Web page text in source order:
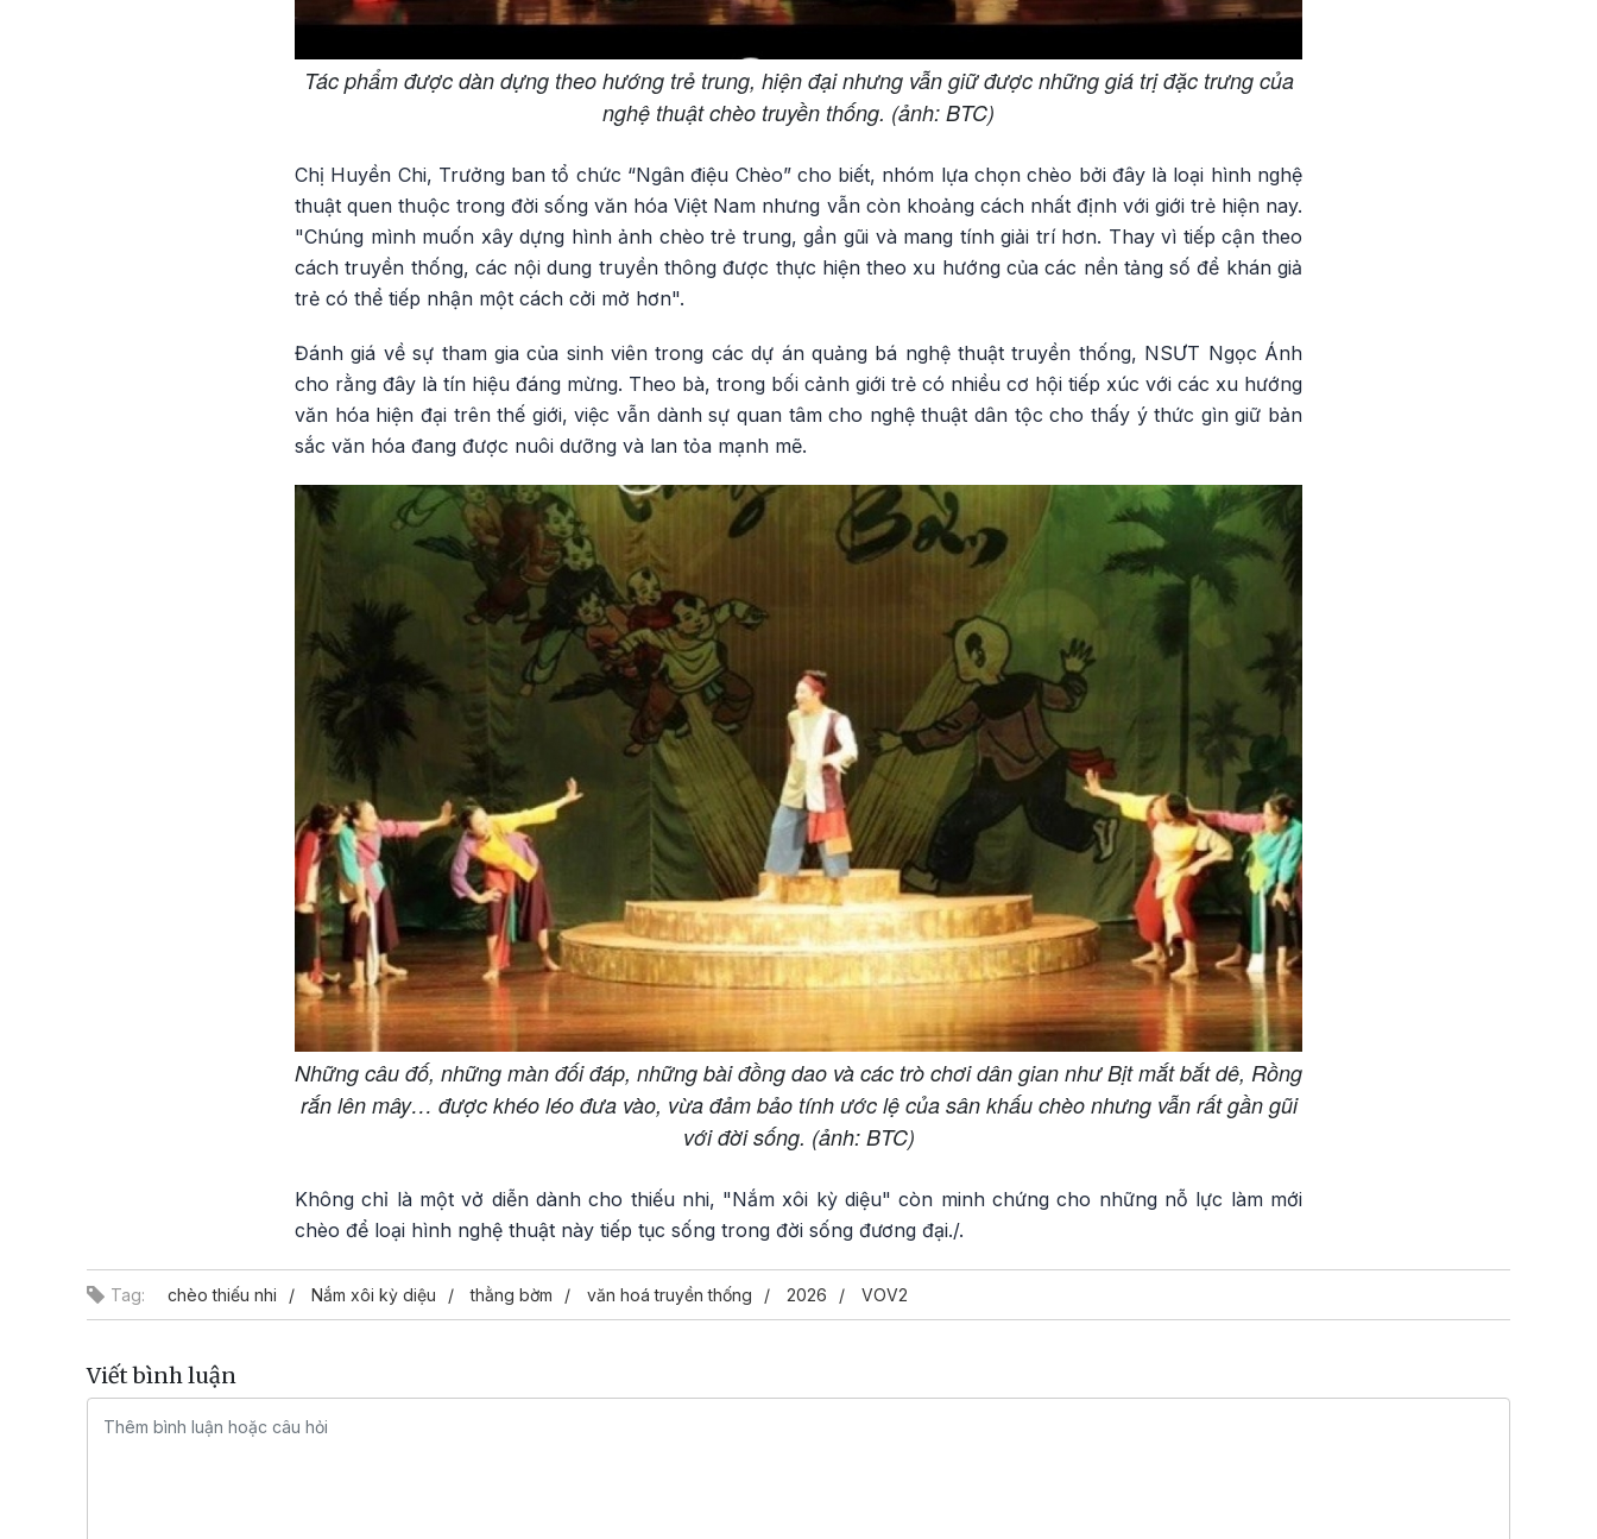
Tác phẩm được dàn dựng theo hướng trẻ trung, hiện đại nhưng vẫn giữ được những giá trị đặc trưng của
nghệ thuật chèo truyền thống. (ảnh: BTC)
Chị Huyền Chi, Trưởng ban tổ chức “Ngân điệu Chèo” cho biết, nhóm lựa chọn chèo bởi đây là loại hình nghệ
thuật quen thuộc trong đời sống văn hóa Việt Nam nhưng vẫn còn khoảng cách nhất định với giới trẻ hiện nay.
"Chúng mình muốn xây dựng hình ảnh chèo trẻ trung, gần gũi và mang tính giải trí hơn. Thay vì tiếp cận theo
cách truyền thống, các nội dung truyền thông được thực hiện theo xu hướng của các nền tảng số để khán giả
trẻ có thể tiếp nhận một cách cởi mở hơn".
Đánh giá về sự tham gia của sinh viên trong các dự án quảng bá nghệ thuật truyền thống, NSƯT Ngọc Ánh
cho rằng đây là tín hiệu đáng mừng. Theo bà, trong bối cảnh giới trẻ có nhiều cơ hội tiếp xúc với các xu hướng
văn hóa hiện đại trên thế giới, việc vẫn dành sự quan tâm cho nghệ thuật dân tộc cho thấy ý thức gìn giữ bản
sắc văn hóa đang được nuôi dưỡng và lan tỏa mạnh mẽ.
Những câu đố, những màn đối đáp, những bài đồng dao và các trò chơi dân gian như Bịt mắt bắt dê, Rồng
rắn lên mây… được khéo léo đưa vào, vừa đảm bảo tính ước lệ của sân khấu chèo nhưng vẫn rất gần gũi
với đời sống. (ảnh: BTC)
Không chỉ là một vở diễn dành cho thiếu nhi, "Nắm xôi kỳ diệu" còn minh chứng cho những nỗ lực làm mới
chèo để loại hình nghệ thuật này tiếp tục sống trong đời sống đương đại./.
Tag: chèo thiếu nhi Nắm xôi kỳ diệu thằng bờm văn hoá truyền thống 2026 VOV2
Viết bình luận